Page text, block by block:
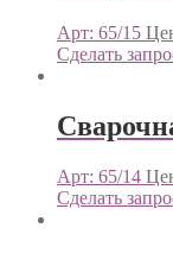
Арт: 65/15
Сделать
Арт: 65/14
Сделать